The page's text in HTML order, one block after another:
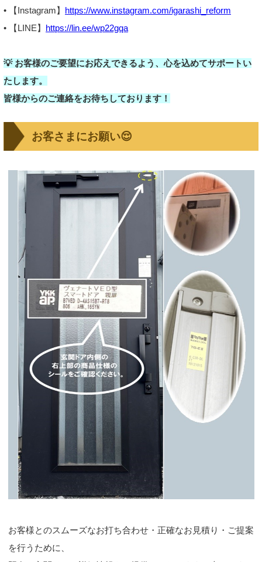
• 【Instagram】 https://www.instagram.com/igarashi_reform
• 【LINE】 https://lin.ee/wp22gqa
💡 お客様のご要望にお応えできるよう、心を込めてサポートい
たします。
皆様からのご連絡をお待ちしております！
お客さまにお願い😌
お客様とのスムーズなお打ち合わせ・正確なお見積り・ご提案
を行うために、